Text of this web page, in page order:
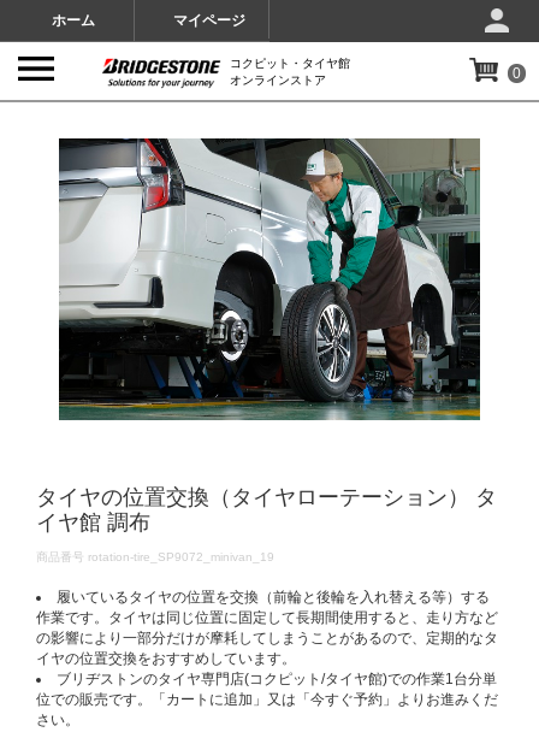
ホーム マイページ
コクピット・タイヤ館
オンラインストア
0
タイヤの位置交換（タイヤローテーション） タ
イヤ館 調布
DETAILS
商品番号 rotation-tire_SP9072_minivan_19
履いているタイヤの位置を交換（前輪と後輪を入れ替える等）する
作業です。タイヤは同じ位置に固定して長期間使用すると、走り方など
の影響により一部分だけが摩耗してしまうことがあるので、定期的なタ
イヤの位置交換をおすすめしています。
ブリヂストンのタイヤ専門店(コクピット/タイヤ館)での作業1台分単
位での販売です。「カートに追加」又は「今すぐ予約」よりお進みくだ
さい。